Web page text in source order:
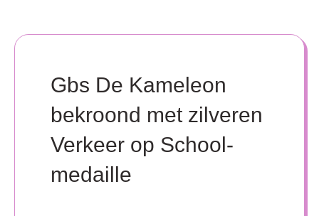
Gbs De Kameleon
bekroond met zilveren
Verkeer op School-
medaille